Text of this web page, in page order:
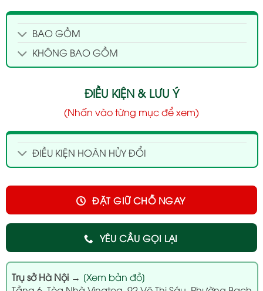
BAO GỒM
KHÔNG BAO GỒM
ĐIỀU KIỆN & LƯU Ý
(Nhấn vào từng mục để xem)
ĐIỀU KIỆN HOÀN HỦY ĐỔI
YÊU CẦU GỌI LẠI
ĐẶT GIỮ CHỖ NGAY
Trụ sở Hà Nội→ [Xem bản đồ]